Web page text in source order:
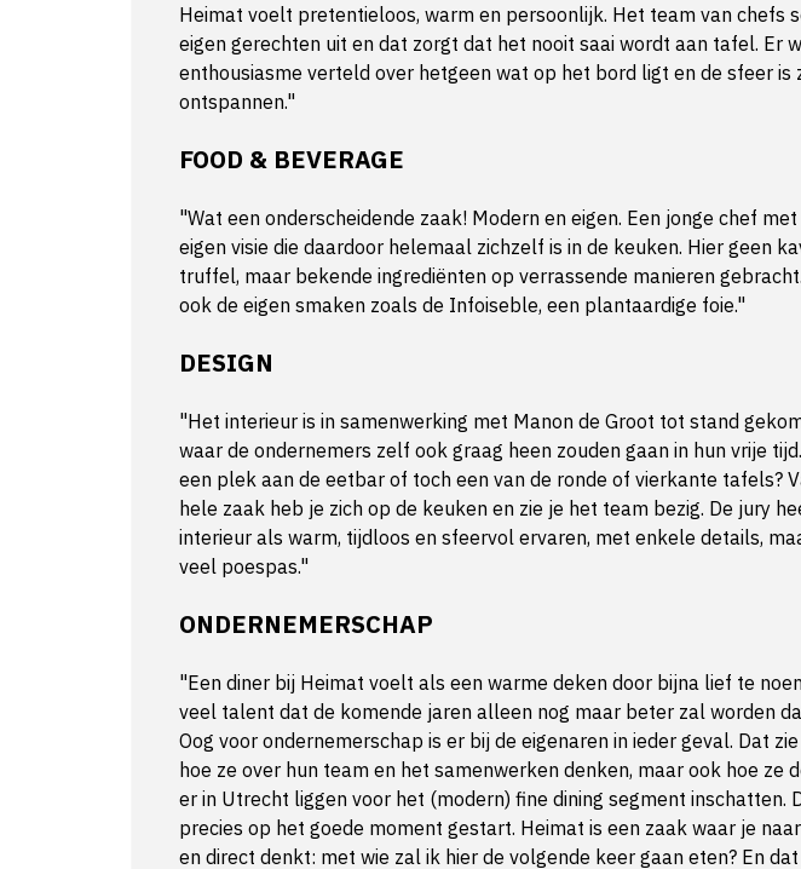
Heimat voelt pretentieloos, warm en persoonlijk. Het team van chefs
eigen gerechten uit en dat zorgt dat het nooit saai wordt aan tafel. Er
enthousiasme verteld over hetgeen wat op het bord ligt en de sfeer is
ontspannen."
FOOD & BEVERAGE
"Wat een onderscheidende zaak! Modern en eigen. Een jonge chef
eigen visie die daardoor helemaal zichzelf is in de keuken. Hier geen
truffel, maar bekende ingrediënten op verrassende manieren
ook de eigen smaken zoals de Infoiseble, een plantaardige foie."
DESIGN
"Het interieur is in samenwerking met Manon de Groot tot stand
waar de ondernemers zelf ook graag heen zouden gaan in hun vrije
een plek aan de eetbar of toch een van de ronde of vierkante tafels?
hele zaak heb je zich op de keuken en zie je het team bezig. De jury
interieur als warm, tijdloos en sfeervol ervaren, met enkele details,
veel poespas."
ONDERNEMERSCHAP
"Een diner bij Heimat voelt als een warme deken door bijna lief te
veel talent dat de komende jaren alleen nog maar beter zal worden
Oog voor ondernemerschap is er bij de eigenaren in ieder geval. Dat
hoe ze over hun team en het samenwerken denken, maar ook hoe ze
er in Utrecht liggen voor het (modern) fine dining segment inschatten.
precies op het goede moment gestart. Heimat is een zaak waar je
en direct denkt: met wie zal ik hier de volgende keer gaan eten? En